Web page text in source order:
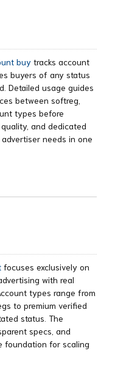
buy tracks account
buyers of any status
Detailed usage guides
between softreg,
types before
and dedicated
needs in one
focuses exclusively on
with real
types range from
to premium verified
status. The
specs, and
foundation for scaling